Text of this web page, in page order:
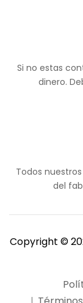
Si no estas
dinero.
Todos
del
Copyright ©